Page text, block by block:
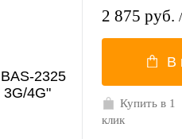
2325
3G/4G"
2 875 руб.
В
Купить в 1
клик